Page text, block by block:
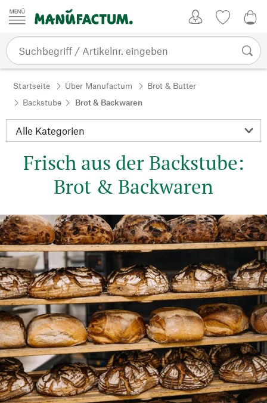
Zum Inhalt springen
Startseite Über Manufactum
Brot & Butter
Backstube
Brot & Backwaren
Frisch aus der Backstube:
Brot & Backwaren